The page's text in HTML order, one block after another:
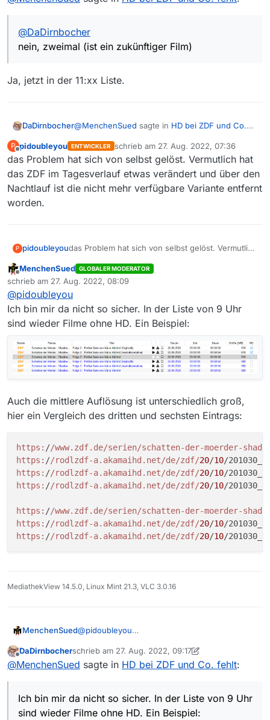
@DaDirnbocher
nein, zweimal (ist ein zukünftiger Film)
Ja, jetzt in der 11:xx Liste.
DaDirnbocher@MenchenSued sagte in HD bei ZDF und Co.
@DaDirnbocher
nein, zweimal (ist ein zukünftiger Film)
Ja, jetzt in der 11:xx Liste.
P
Offline
pidoubleyou ENTWICKLER schrieb am 27. Aug. 2022, 07:36
zuletzt editiert von
das Problem hat sich von selbst gelöst. Vermutlich hat
das ZDF im Tagesverlauf etwas verändert und über den
Nachtlauf ist die nicht mehr verfügbare Variante entfernt
worden.
P pidoubleyoudas Problem hat sich von selbst gelöst. Vermutlich
über den Nachtlauf ist die nicht mehr verfügbare
Variante entfernt worden.
Offline
MenchenSued GLOBALER MODERATOR
schrieb am 27. Aug. 2022, 08:09
zuletzt editiert von
@pidoubleyou
Ich bin mir da nicht so sicher. In der Liste von 9 Uhr
sind wieder Filme ohne HD. Ein Beispiel:
Auch die mittlere Auflösung ist unterschiedlich groß,
hier ein Vergleich des dritten und sechsten Eintrags:
https: //www.zdf.de/serien/schatten-der-moerder-
https: //rodlzdf-a.akamaihd.net/de/zdf/20/10/
https: //rodlzdf-a.akamaihd.net/de/zdf/20/10/
https: //rodlzdf-a.akamaihd.net/de/zdf/20/10/
https: //www.zdf.de/serien/schatten-der-moerder-
https: //rodlzdf-a.akamaihd.net/de/zdf/20/10/
https: //rodlzdf-a.akamaihd.net/de/zdf/20/10/
MediathekView 14.5.0, Linux Mint 21.3, VLC 3.0.16
MenchenSued@pidoubleyou
Uhr sind wieder Filme ohne HD. Ein Beispiel:
Auch die mittlere Auflösung ist unterschiedlich
groß, hier ein Vergleich des dritten und
https://rodlzdf-a.akamaihd.net/de/zdf/20/
https://rodlzdf-a.akamaihd.net/de/zdf/20/
Offline
DaDirnbocherschrieb am 27. Aug. 2022, 09:17
zuletzt editiert von DaDirnbocher
@MenchenSued sagte in HD bei ZDF und Co. fehlt:
Ich bin mir da nicht so sicher. In der Liste von 9 Uhr
sind wieder Filme ohne HD. Ein Beispiel: